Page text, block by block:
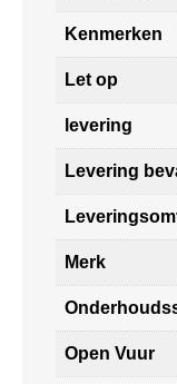
Kenmerken
Let op
levering
Levering
Merk
Open Vuur